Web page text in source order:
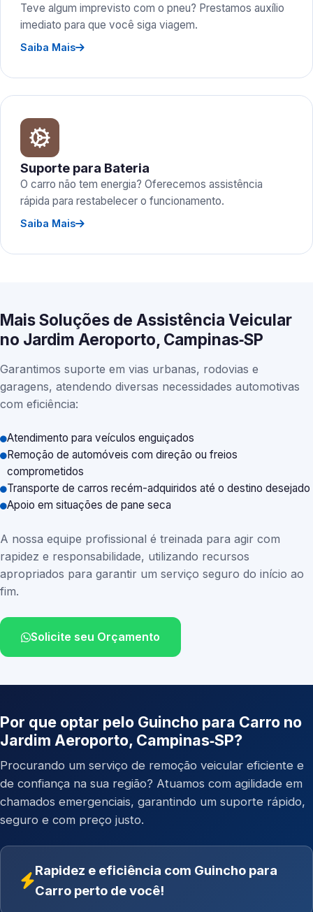
Teve algum imprevisto com o pneu? Prestamos auxílio
imediato para que você siga viagem.
Saiba Mais
Suporte para Bateria
O carro não tem energia? Oferecemos assistência
rápida para restabelecer o funcionamento.
Saiba Mais
Mais Soluções de Assistência Veicular
no Jardim Aeroporto, Campinas‑SP
Garantimos suporte em vias urbanas, rodovias e
garagens, atendendo diversas necessidades automotivas
com eficiência:
Atendimento para veículos enguiçados
Remoção de automóveis com direção ou freios
comprometidos
Transporte de carros recém-adquiridos até o destino desejado
Apoio em situações de pane seca
A nossa equipe profissional é treinada para agir com
rapidez e responsabilidade, utilizando recursos
apropriados para garantir um serviço seguro do início ao
fim.
Solicite seu Orçamento
Por que optar pelo Guincho para Carro no
Jardim Aeroporto, Campinas‑SP?
Procurando um serviço de remoção veicular eficiente e
de confiança na sua região? Atuamos com agilidade em
chamados emergenciais, garantindo um suporte rápido,
seguro e com preço justo.
Rapidez e eficiência com Guincho para
Carro perto de você!